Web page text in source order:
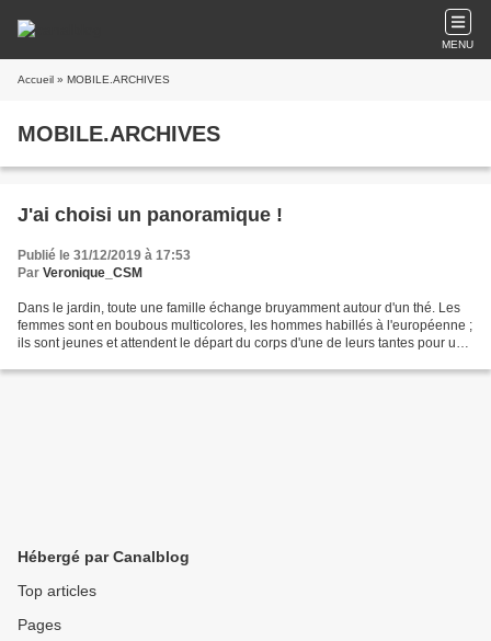
MENU
Accueil » MOBILE.ARCHIVES
MOBILE.ARCHIVES
J'ai choisi un panoramique !
Publié le 31/12/2019 à 17:53
Par Veronique_CSM
Dans le jardin, toute une famille échange bruyamment autour d'un thé. Les
femmes sont en boubous multicolores, les hommes habillés à l'européenne ;
ils sont jeunes et attendent le départ du corps d'une de leurs tantes pour un
Hébergé par Canalblog
Top articles
Pages